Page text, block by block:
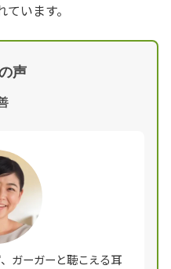
います。
声
ガーガーと聴こえる耳